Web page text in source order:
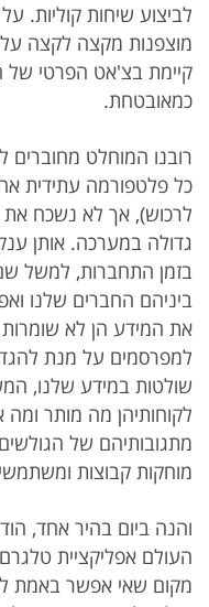
לביצוע שיחות קוליות.
קיימת בצ'אט הפרטי של
כמאובטחת.
רובנו המוחלט מחוברים
כל פלטפורמה עתידית
לרכוש), אך לא נשכח
גדולה במערכה. אותן
בזמן התחברות, למשל
ביניהם החברים שלנו
את המידע הן לא שומרות
למפרסמים על מנת
שולטות במידע שלנו,
לקוחותיהן מה מותר
מתגובותיהם של
מוחקות קבוצות
והנה ביום בהיר אחד,
העולם אפליקציית
מקום שאי אפשר באמת